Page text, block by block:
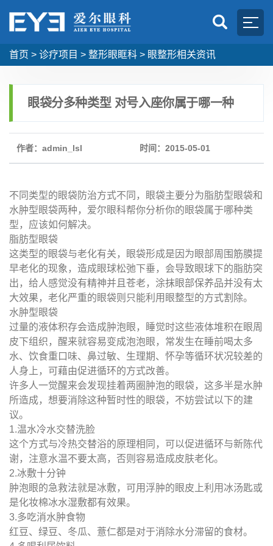
首页 > 诊疗项目 > 整形眼眶科 > 眼整形相关资讯
眼袋分多种类型 对号入座你属于哪一种
作者：admin_lsl 时间：2015-05-01
不同类型的眼袋防治方式不同，眼袋主要分为脂肪型眼袋和
水肿型眼袋两种，爱尔眼科帮你分析你的眼袋属于哪种类
型，应该如何解决。
脂肪型眼袋
这类型的眼袋与老化有关，眼袋形成是因为眼部周围筋膜提
早老化的现象，造成眼球松弛下垂，会导致眼球下的脂肪突
出，给人感觉没有精神并且苍老，涂抹眼部保养品并没有太
大效果，老化严重的眼袋则只能利用眼整型的方式割除。
水肿型眼袋
过量的液体积存会造成肿泡眼，睡觉时这些液体堆积在眼周
皮下组织，醒来就容易变成泡泡眼，常发生在睡前喝太多
水、饮食重口味、鼻过敏、生理期、怀孕等循环状况较差的
人身上，可藉由促进循环的方式改善。
许多人一觉醒来会发现挂着两圈肿泡的眼袋，这多半是水肿
所造成，想要消除这种暂时性的眼袋，不妨尝试以下的建
议。
1.温水冷水交替洗脸
这个方式与冷热交替浴的原理相同，可以促进循环与新陈代
谢，注意水温不要太高，否则容易造成皮肤老化。
2.冰敷十分钟
肿泡眼的急救法就是冰敷，可用浮肿的眼皮上利用冰汤匙或
是化妆棉冰水湿敷都有效果。
3.多吃消水肿食物
红豆、绿豆、冬瓜、薏仁都是对于消除水分滞留的食材。